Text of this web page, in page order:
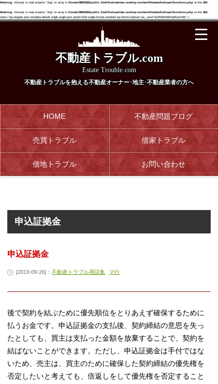
Warning: Attempt to read property "slug" on array in /home/r3893160/public_html/fudosanlaw.com/wp-content/themes/fudosan/functions.php on line 263
Warning: Attempt to read property "slug" on array in /home/r3893160/public_html/fudosanlaw.com/wp-content/themes/fudosan/functions.php on line 263
class="wp-singular post-template-default single single-post postid-2223 single-format-standard wp-theme-fudosan tax_ word %e3%83%9e%e8%a1%8c" >
不動産トラブル.com
Estate Trouble.com
不動産トラブルを抱える不動産オーナー･地主･不動産業者の方へ
HOME 不動産問題ブログ
売買トラブル 借家トラブル
借地トラブル お問い合わせ
申込証拠金
申込証拠金
[2019-09-26]： 不動産トラブル用語集 マ行
後で契約を結ぶために優先順位をとりあえず確保するために
払うお金です。申込証拠金の支払後、契約締結の意思を失っ
たとしても、買主は支払った金額を放棄することで、契約を
結ばないことができます。ただし、申込証拠金は手付ではな
いため、売主は、買主のために確保した契約締結の優先権を
否定したいと考えても、倍返しをして優先権を否定すること